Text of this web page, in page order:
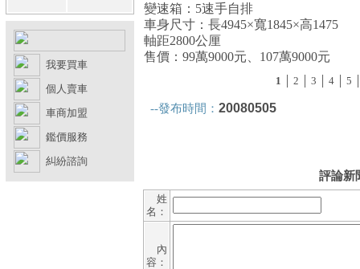
我要買車
個人賣車
車商加盟
鑑價服務
糾紛諮詢
變速箱：5速手自排
車身尺寸：長4945×寬1845×高1475
軸距2800公厘
售價：99萬9000元、107萬9000元
1 2 3 4 5
--發布時間： 20080505
評論新
姓
名：
內
容：